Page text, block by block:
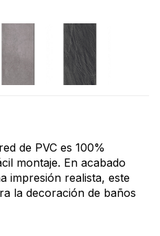
de PVC es 100%
montaje. En acabado
impresión realista, este
la decoración de baños